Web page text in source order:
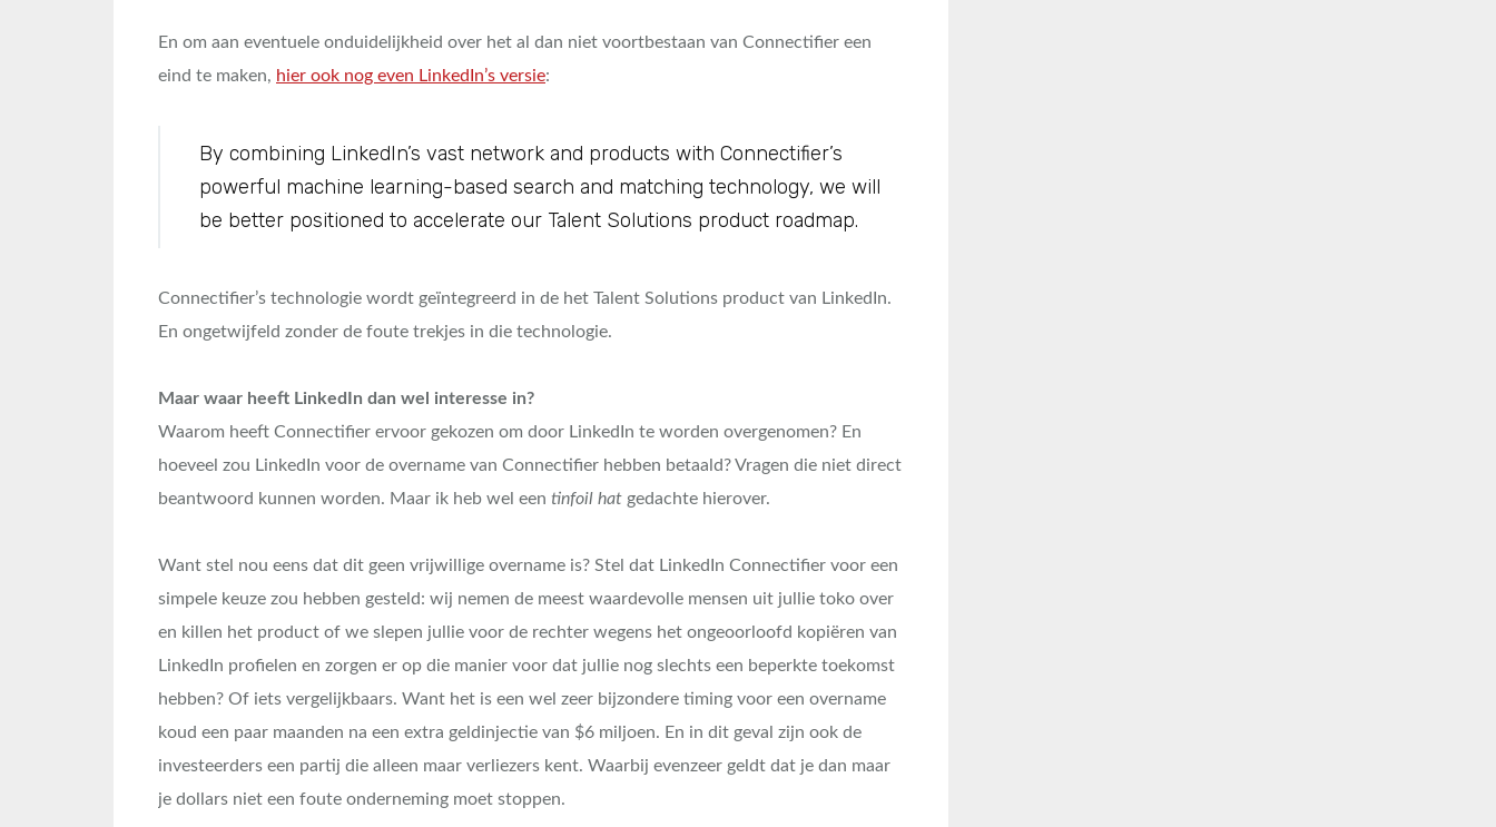
En om aan eventuele onduidelijkheid over het al dan niet voortbestaan van Connectifier een
eind te maken, hier ook nog even LinkedIn’s versie:
By combining LinkedIn’s vast network and products with Connectifier’s
powerful machine learning-based search and matching technology, we will
be better positioned to accelerate our Talent Solutions product roadmap.
Connectifier’s technologie wordt geïntegreerd in de het Talent Solutions product van LinkedIn.
En ongetwijfeld zonder de foute trekjes in die technologie.
Maar waar heeft LinkedIn dan wel interesse in?
Waarom heeft Connectifier ervoor gekozen om door LinkedIn te worden overgenomen? En
hoeveel zou LinkedIn voor de overname van Connectifier hebben betaald? Vragen die niet direct
beantwoord kunnen worden. Maar ik heb wel een tinfoil hat gedachte hierover.
Want stel nou eens dat dit geen vrijwillige overname is? Stel dat LinkedIn Connectifier voor een
simpele keuze zou hebben gesteld: wij nemen de meest waardevolle mensen uit jullie toko over
en killen het product of we slepen jullie voor de rechter wegens het ongeoorloofd kopiëren van
LinkedIn profielen en zorgen er op die manier voor dat jullie nog slechts een beperkte toekomst
hebben? Of iets vergelijkbaars. Want het is een wel zeer bijzondere timing voor een overname
koud een paar maanden na een extra geldinjectie van $6 miljoen. En in dit geval zijn ook de
investeerders een partij die alleen maar verliezers kent. Waarbij evenzeer geldt dat je dan maar
je dollars niet een foute onderneming moet stoppen.